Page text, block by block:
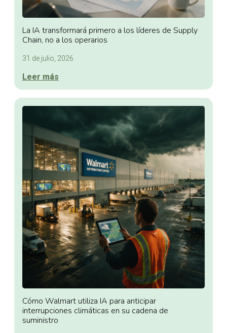
La IA transformará primero a los líderes de Supply
Chain, no a los operarios
31 de julio, 2026
Leer más
Cómo Walmart utiliza IA para anticipar
interrupciones climáticas en su cadena de
suministro